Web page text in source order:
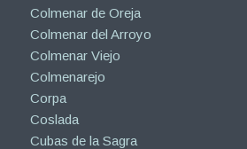
Colmenar de Oreja
Colmenar del Arroyo
Colmenar Viejo
Colmenarejo
Corpa
Coslada
Cubas de la Sagra